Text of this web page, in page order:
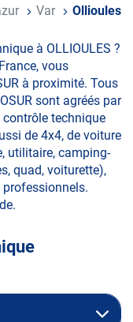
Var Ollioules
à OLLIOULES ?
vous
à proximité. Tous
sont agréés par
technique
de 4x4, de voiture
utilitaire, camping-
quad, voiturette),